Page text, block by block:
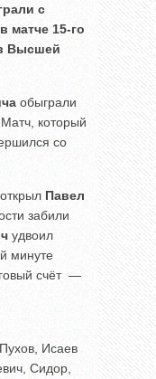
с
матче 15-го
Высшей
обыграли
который
со
Павел
забили
удвоил
минуте
счёт —
Исаев
Сидор,